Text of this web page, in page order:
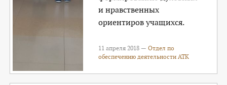
и нравственных
ориентиров учащихся.
11 апреля 2018 —Отдел по
обеспечению деятельности АТК